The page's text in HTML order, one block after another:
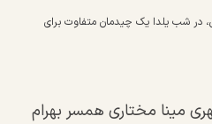
در شب یلدا یک چیدمان متفاوت برای
مینا مختاری همسر بهرام